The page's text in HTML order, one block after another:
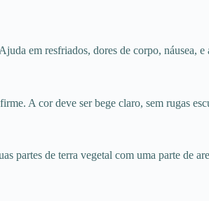
em resfriados, dores de corpo, náusea, e
A cor deve ser bege claro, sem rugas
partes de terra vegetal com uma parte de